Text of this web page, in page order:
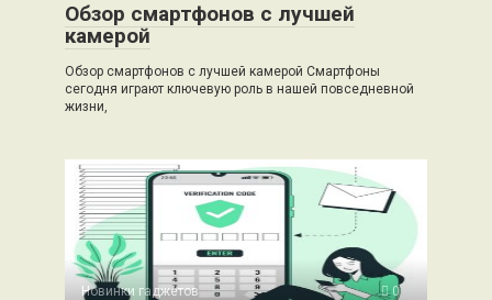
Обзор смартфонов с лучшей
камерой
Обзор смартфонов с лучшей камерой Смартфоны
сегодня играют ключевую роль в нашей повседневной
жизни,
Новинки гаджетов 0